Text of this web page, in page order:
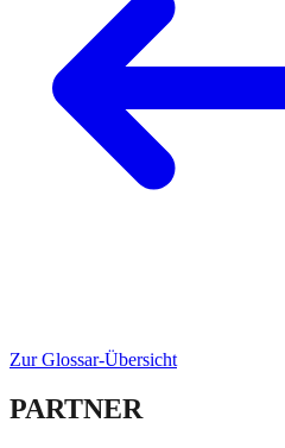
Zur Glossar-Übersicht
PARTNER